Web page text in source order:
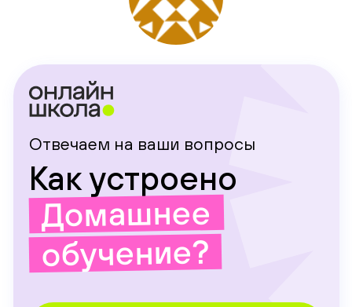
Отвечаем на ваши вопросы
Как устроено
Домашнее
обучение?